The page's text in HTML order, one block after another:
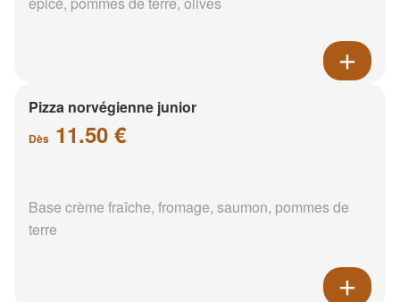
Pizza norvégienne junior
Dès 11.50 €
Base crème fraîche, fromage, saumon, pommes de
terre